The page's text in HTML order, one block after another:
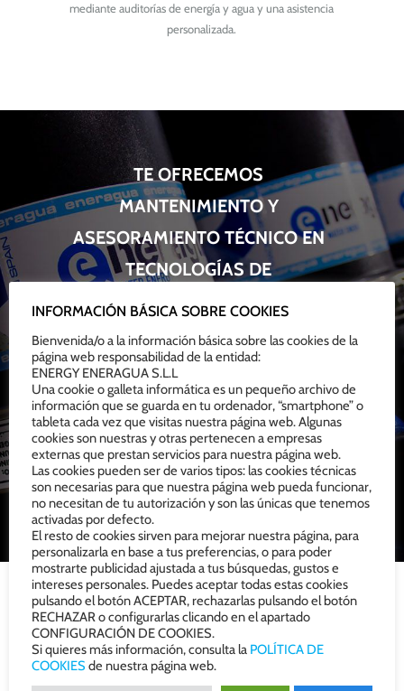
mediante auditorías de energía y agua y una asistencia
personalizada.
TE OFRECEMOS
MANTENIMIENTO Y
ASESORAMIENTO TÉCNICO EN
TECNOLOGÍAS DE
TRATAMIENTO DE AGUAS
Suministramos repuestos y consumibles necesarios
para la operatividad de la
instalación, reduciendo tiempo de espera y
optimizando procesos.
Nuestras soluciones
INFORMACIÓN BÁSICA SOBRE COOKIES
Bienvenida/o a la información básica sobre las cookies de la
página web responsabilidad de la entidad:
ENERGY ENERAGUA S.L.L
Una cookie o galleta informática es un pequeño archivo de
información que se guarda en tu ordenador, “smartphone” o
tableta cada vez que visitas nuestra página web. Algunas
cookies son nuestras y otras pertenecen a empresas
externas que prestan servicios para nuestra página web.
Las cookies pueden ser de varios tipos: las cookies técnicas
son necesarias para que nuestra página web pueda funcionar,
no necesitan de tu autorización y son las únicas que tenemos
activadas por defecto.
El resto de cookies sirven para mejorar nuestra página, para
personalizarla en base a tus preferencias, o para poder
mostrarte publicidad ajustada a tus búsquedas, gustos e
intereses personales. Puedes aceptar todas estas cookies
pulsando el botón ACEPTAR, rechazarlas pulsando el botón
RECHAZAR o configurarlas clicando en el apartado
CONFIGURACIÓN DE COOKIES.
Si quieres más información, consulta la POLÍTICA DE
COOKIES de nuestra página web.